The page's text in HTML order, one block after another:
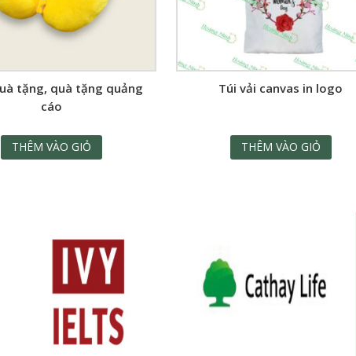
tặng, quà tặng quảng
cáo
THÊM VÀO GIỎ
Túi vải canvas in logo
THÊM VÀO GIỎ